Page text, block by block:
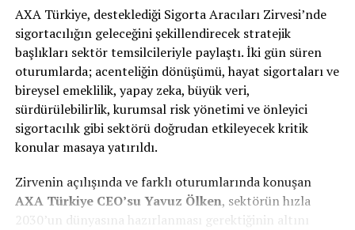
alandan tasarruf sağlayan ve günlük kullanım konforunu
artıran elektrikli park freni bulunuyor.
AXA Türkiye, desteklediği Sigorta Aracıları Zirvesi’nde
sigortacılığın geleceğini şekillendirecek stratejik
başlıkları sektör temsilcileriyle paylaştı. İki gün süren
oturumlarda; acenteliğin dönüşümü, hayat sigortaları ve
bireysel emeklilik, yapay zeka, büyük veri,
sürdürülebilirlik, kurumsal risk yönetimi ve önleyici
sigortacılık gibi sektörü doğrudan etkileyecek kritik
konular masaya yatırıldı.
Zirvenin açılışında ve farklı oturumlarında konuşan
AXA TürkiyeCEO’su Yavuz Ölken, sektörün hızla
2030’un dünyasına hazırlanması gerektiğinin altını